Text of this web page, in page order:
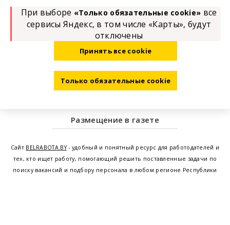
Размещение в газете
Сайт BELRABOTA.BY- удобный и понятный ресурс для работодателей и
тех, кто ищет работу, помогающий решить поставленные задачи по
поиску вакансий и подбору персонала в любом регионе Республики
При выборе «Только обязательные cookie» все
сервисы Яндекс, в том числе «Карты», будут
отключены
Принять все cookie
Только обязательные cookie